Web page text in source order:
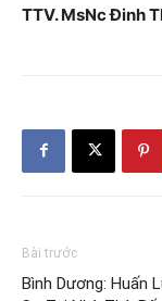
TTV. MsNc Đinh
Bài trước
Bình Dương: Huấn